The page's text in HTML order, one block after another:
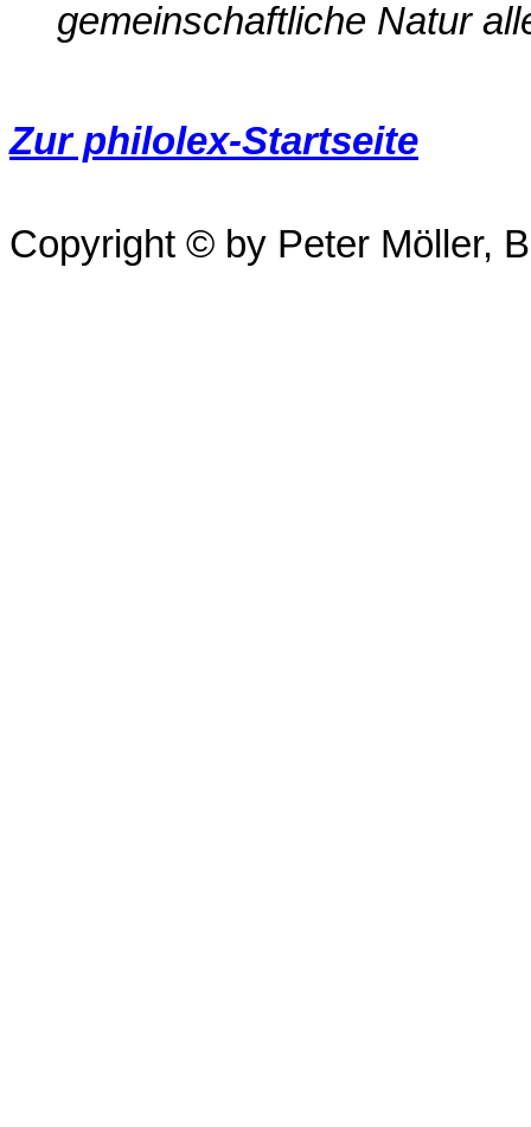
gemeinschaftliche Natur
Zur philolex-Startseite
Copyright © by Peter Möller,